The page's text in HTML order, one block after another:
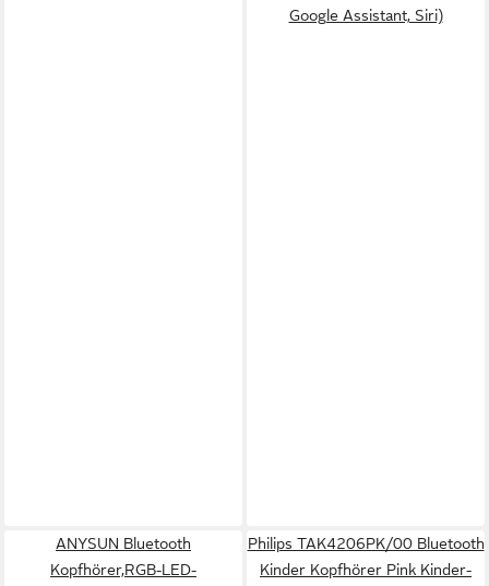
Google Assistant, Siri)
ANYSUN Bluetooth
Kopfhörer,RGB-LED-
Philips TAK4206PK/00 Bluetooth
Kinder Kopfhörer Pink Kinder-